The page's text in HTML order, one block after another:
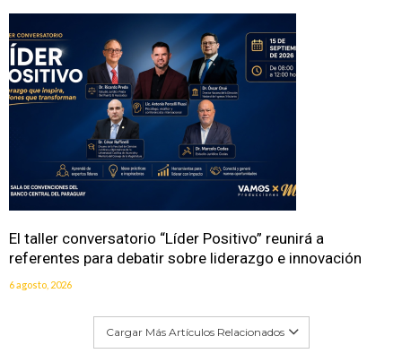
El taller conversatorio “Líder Positivo” reunirá a
referentes para debatir sobre liderazgo e innovación
6 agosto, 2026
Cargar Más Artículos Relacionados